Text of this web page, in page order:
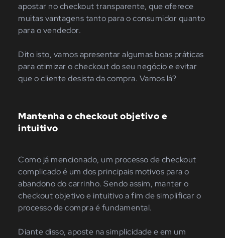
apostar no checkout transparente, que oferece
muitas vantagens tanto para o consumidor quanto
para o vendedor.
Dito isto, vamos apresentar algumas boas práticas
para otimizar o checkout do seu negócio e evitar
que o cliente desista da compra. Vamos lá?
Mantenha o checkout objetivo e
intuitivo
Como já mencionado, um processo de checkout
complicado é um dos principais motivos para o
abandono do carrinho. Sendo assim, manter o
checkout objetivo e intuitivo a fim de simplificar o
processo de compra é fundamental.
Diante disso, aposte na simplicidade e em um